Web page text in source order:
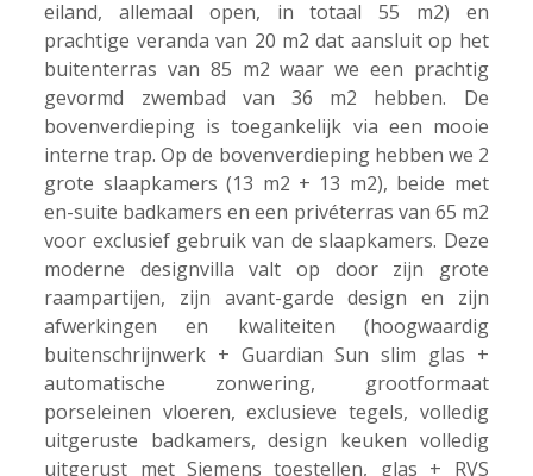
eiland, allemaal open, in totaal 55 m2) en
prachtige veranda van 20 m2 dat aansluit op het
buitenterras van 85 m2 waar we een prachtig
gevormd zwembad van 36 m2 hebben. De
bovenverdieping is toegankelijk via een mooie
interne trap. Op de bovenverdieping hebben we 2
grote slaapkamers (13 m2 + 13 m2), beide met
en-suite badkamers en een privéterras van 65 m2
voor exclusief gebruik van de slaapkamers. Deze
moderne designvilla valt op door zijn grote
raampartijen, zijn avant-garde design en zijn
afwerkingen en kwaliteiten (hoogwaardig
buitenschrijnwerk + Guardian Sun slim glas +
automatische zonwering, grootformaat
porseleinen vloeren, exclusieve tegels, volledig
uitgeruste badkamers, design keuken volledig
uitgerust met Siemens toestellen, glas + RVS